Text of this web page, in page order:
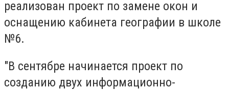
реализован проект по замене окон и
оснащению кабинета географии в школе
№6.
"В сентябре начинается проект по
созданию двух информационно-